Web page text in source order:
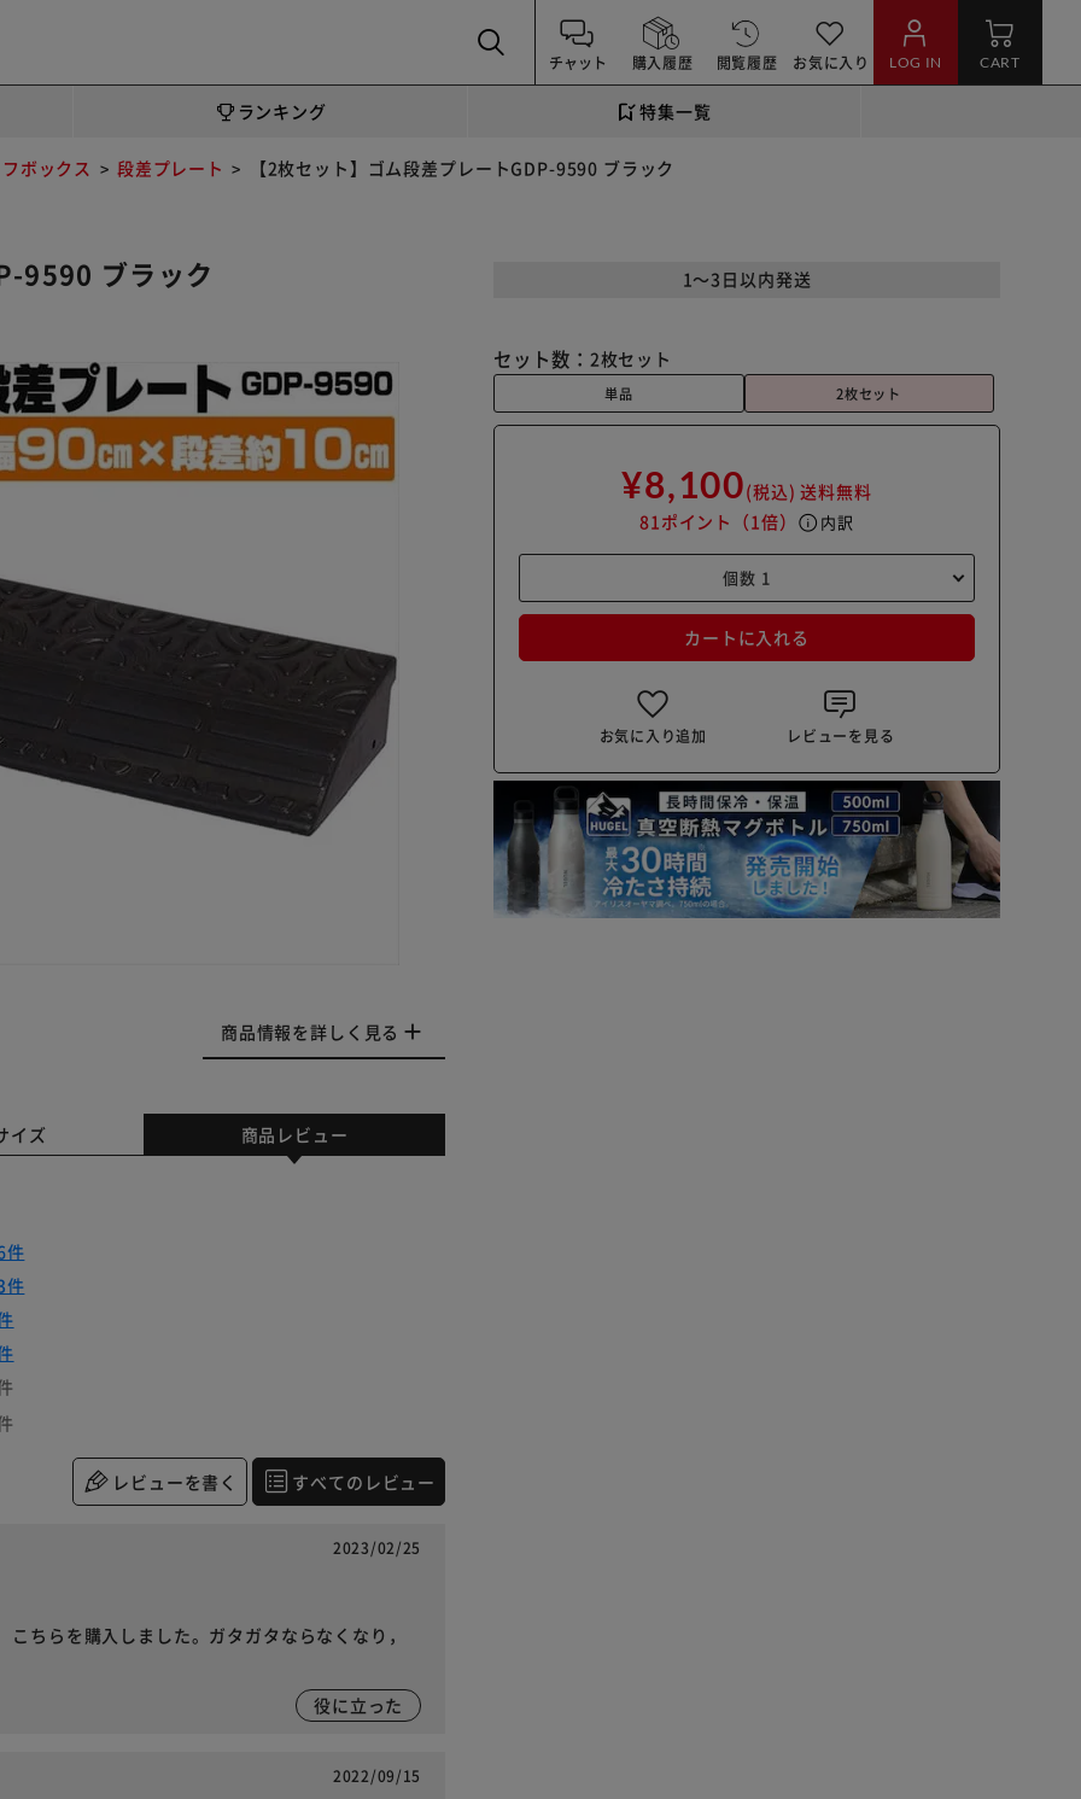
チャット 購入履歴 閲覧履歴 お気に入り LOG IN CART
ランキング 特集一覧
ボックス 段差プレート 【2枚セット】ゴム段差プレートGDP-9590 ブラック
9590 ブラック
商品情報を詳しく見る
1～3日以内発送
セット数： 2枚セット
単品 2枚セット
¥8,100(税込) 送料無料
81ポイント （1倍） info 内訳
カートに入れる
お気に入り追加 レビューを見る
イズ 商品レビュー
件
件
レビューを書く すべてのレビュー
2023/02/25
ちらを購入しました。ガタガタならなくなり，
役に立った
2022/09/15